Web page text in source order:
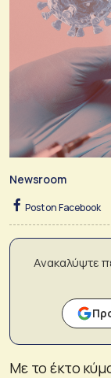
Newsroom
Post on Facebook
Ανακαλύψτε
Με το έκτο